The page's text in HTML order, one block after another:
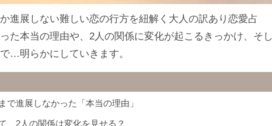
進展しない難しい恋の行方を紐解く大人の訳あり恋愛占
た本当の理由や、2人の関係に変化が起こるきっかけ、そし
…明らかにしていきます。
で進展しなかった「本当の理由」
、2人の関係は変化を見せる？